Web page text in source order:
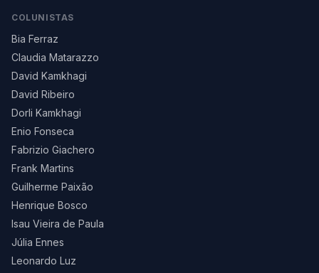
COLUNISTAS
Bia Ferraz
Claudia Matarazzo
David Kamkhagi
David Ribeiro
Dorli Kamkhagi
Enio Fonseca
Fabrizio Giachero
Frank Martins
Guilherme Paixão
Henrique Bosco
Isau Vieira de Paula
Júlia Ennes
Leonardo Luz